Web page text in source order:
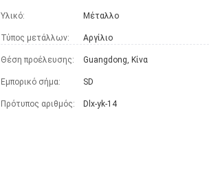
Υλικό: Μέταλλο
Τύπος μετάλλων: Αργίλιο
Θέση προέλευσης: Guangdong, Κίνα
Εμπορικό σήμα: SD
Πρότυπος αριθμός: Dlx-yk-14